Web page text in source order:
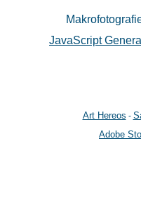
JavaScript
Art Hereos -
Adobe